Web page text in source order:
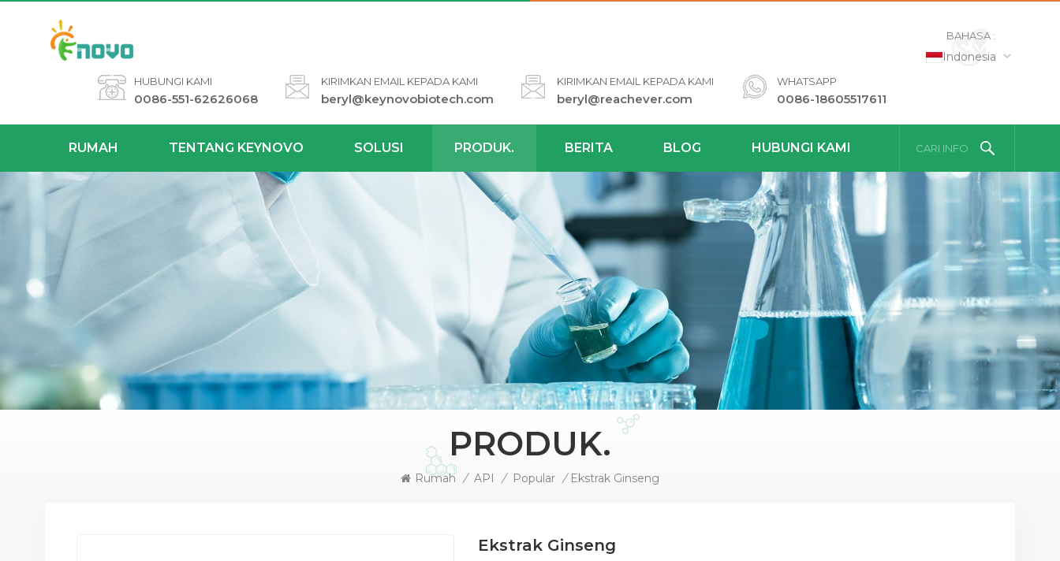
BAHASA :
Indonesia
HUBUNGI KAMI
0086-551-62626068
KIRIMKAN EMAIL KEPADA KAMI
beryl@keynovobiotech.com
KIRIMKAN EMAIL KEPADA KAMI
beryl@reachever.com
WHATSAPP
0086-18605517611
RUMAH TENTANG KEYNOVO SOLUSI PRODUK. BERITA BLOG HUBUNGI KAMI CARI INFO
PRODUK.
Rumah / API / Popular / Ekstrak Ginseng
Ekstrak Ginseng